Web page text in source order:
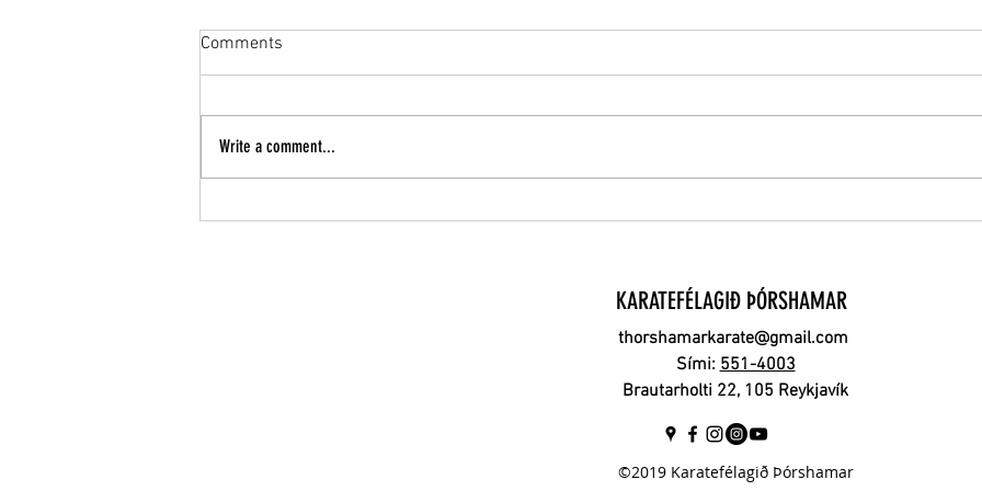
Comments
Write a comment...
KARATEFÉLAGIÐ ÞÓRSHAMAR
thorshamarkarate@gmail.com
Sími:551-4003
Brautarholti 22, 105 Reykjavík
©2019 Karatefélagið Þórshamar